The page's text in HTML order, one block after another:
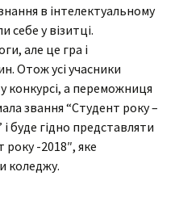
в інтелектуальному
себе у візитці.
але це гра і
Отож усі учасники
конкурсі, а переможниця
звання “Студент року –
і буде гідно представляти
року -2018″, яке
коледжу.